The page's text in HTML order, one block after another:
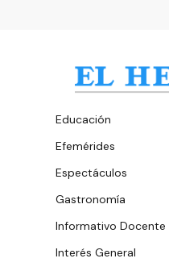
Educación
Efemérides
Espectáculos
Gastronomía
Informativo Docente
Interés General